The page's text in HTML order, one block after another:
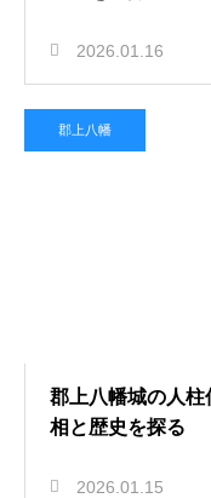
2026.01.16
郡上八幡
郡上八幡城の人
相と歴史を探る
2026.01.15